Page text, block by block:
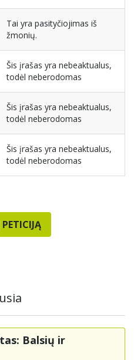
Tai yra pasityčiojimas iš
žmonių.
Šis įrašas yra nebeaktualus,
todėl neberodomas
Šis įrašas yra nebeaktualus,
todėl neberodomas
Šis įrašas yra nebeaktualus,
todėl neberodomas
Balsių ir